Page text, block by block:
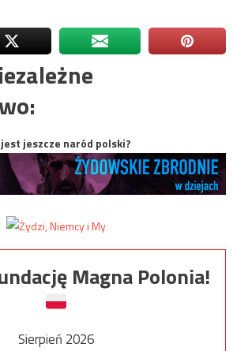
jest jeszcze naród polski?
Magna Polonia!
Sierpień 2026